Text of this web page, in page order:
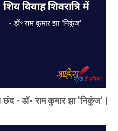
छंद - डॉ॰ राम कुमार झा 'निकुंज' |